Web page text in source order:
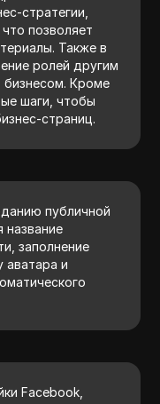
стратегии,
позволяет
Также в
ролей другим
бизнесом. Кроме
шаги, чтобы
страниц.
публичной
название
заполнение
аватара и
Facebook,